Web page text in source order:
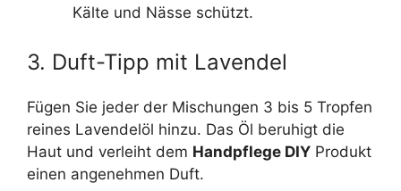
Kälte und Nässe schützt.
3. Duft-Tipp mit Lavendel
Fügen Sie jeder der Mischungen 3 bis 5 Tropfen
reines Lavendelöl hinzu. Das Öl beruhigt die
Haut und verleiht dem Handpflege DIY Produkt
einen angenehmen Duft.